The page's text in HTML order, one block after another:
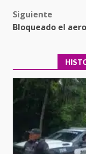
Siguiente
Bloqueado el